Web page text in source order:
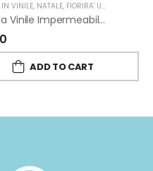
IN VINILE, NATALE, FIORIRA' UN GIARDINO
Tovaglia Vinile Impermeabile Pizzo Rosso Di Fiorirà Un Giardino
ADD TO CART